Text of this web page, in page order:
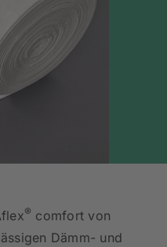
® comfort von
Dämm- und